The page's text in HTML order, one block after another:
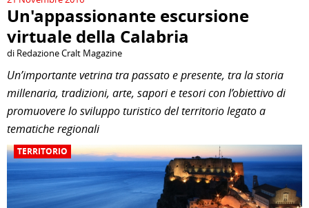
Un'appassionante escursione
virtuale della Calabria
di Redazione Cralt Magazine
Un’importante vetrina tra passato e presente, tra la storia
millenaria, tradizioni, arte, sapori e tesori con l’obiettivo di
promuovere lo sviluppo turistico del territorio legato a
tematiche regionali
TERRITORIO